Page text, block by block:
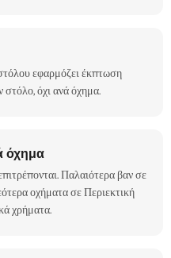
εφαρμόζει έκπτωση
στόλο, όχι ανά όχημα.
όχημα
Παλαιότερα βαν σε
οχήματα σε Περιεκτική
χρήματα.